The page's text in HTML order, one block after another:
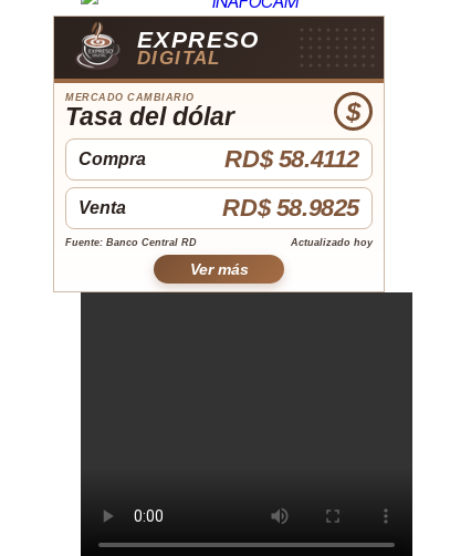
EXPRESO
DIGITAL
MERCADO CAMBIARIO
Tasa del dólar $
Compra RD$ 58.4112
Venta RD$ 58.9825
Fuente: Banco Central RD Actualizado hoy
Ver más